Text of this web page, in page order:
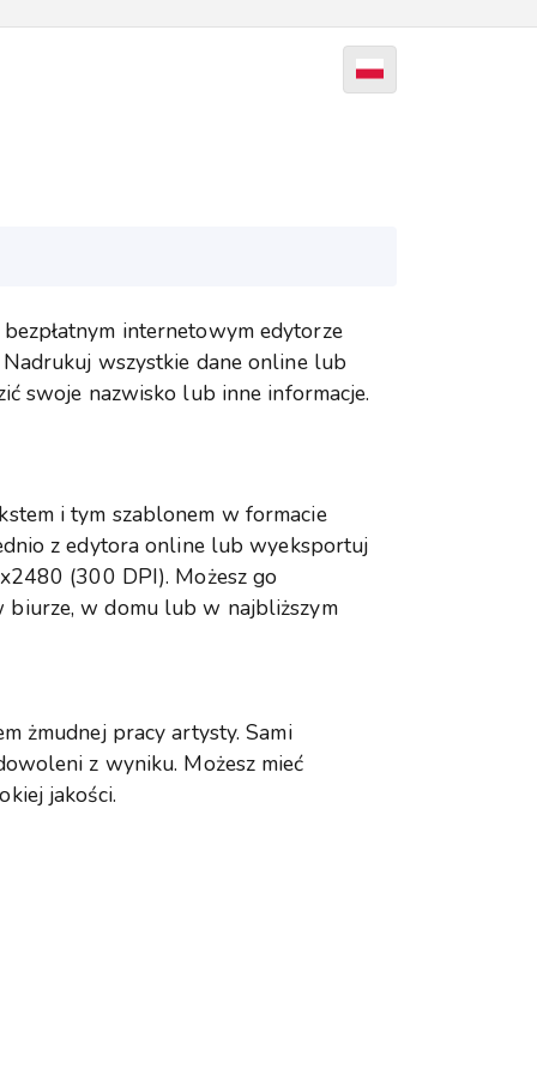
internetowym edytorze
wszystkie dane online lub
swoje nazwisko lub inne informacje.
i tym szablonem w formacie
z edytora online lub wyeksportuj
(300 DPI). Możesz go
w domu lub w najbliższym
żmudnej pracy artysty. Sami
z wyniku. Możesz mieć
jakości.